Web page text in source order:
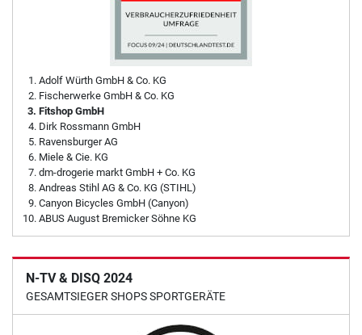
Adolf Würth GmbH & Co. KG
Fischerwerke GmbH & Co. KG
Fitshop GmbH
Dirk Rossmann GmbH
Ravensburger AG
Miele & Cie. KG
dm-drogerie markt GmbH + Co. KG
Andreas Stihl AG & Co. KG (STIHL)
Canyon Bicycles GmbH (Canyon)
ABUS August Bremicker Söhne KG
N-TV & DISQ 2024
GESAMTSIEGER SHOPS SPORTGERÄTE